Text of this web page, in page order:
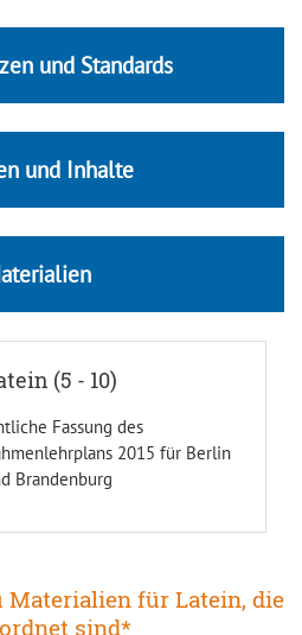
und Standards
und Inhalte
(5 - 10)
Fassung des
2015 für Berlin
Brandenburg
für Latein, die
sind*